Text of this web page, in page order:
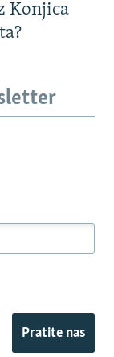
Konjica
Pratite nas